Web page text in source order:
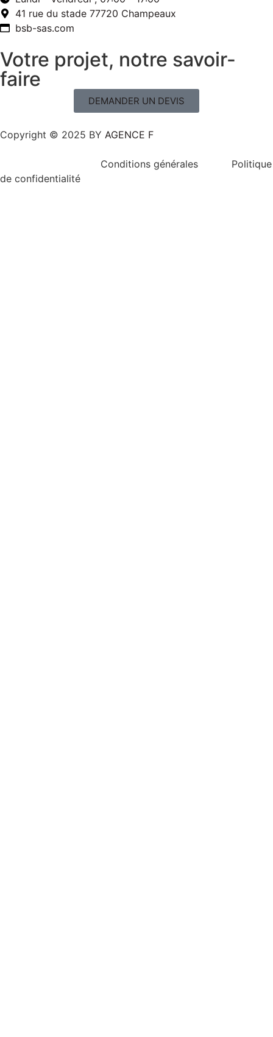
41 rue du stade 77720 Champeaux
bsb-sas.com
Votre projet, notre savoir-
faire
DEMANDER UN DEVIS
Copyright © 2025 BY AGENCE F
Conditions générales Politique
de confidentialité